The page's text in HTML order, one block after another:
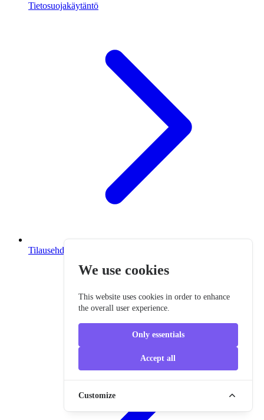
Tietosuojakäytäntö
Tilausehdot
We use cookies
This website uses cookies in order to enhance
the overall user experience.
Only essentials
Accept all
Customize